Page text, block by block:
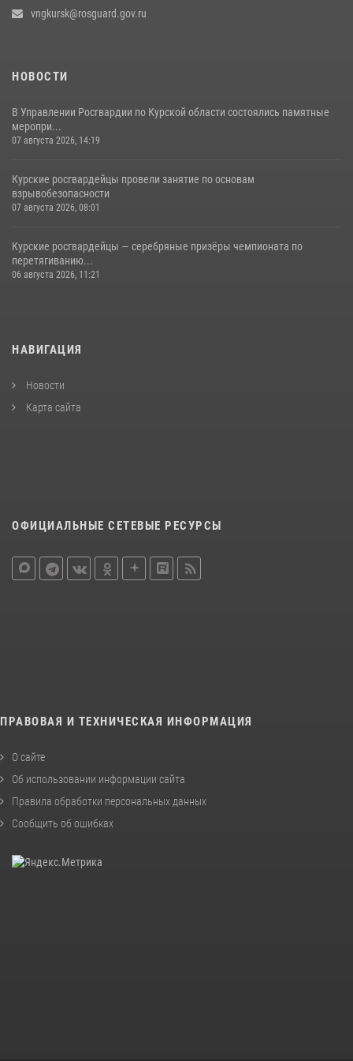
vngkursk@rosguard.gov.ru
НОВОСТИ
В Управлении Росгвардии по Курской области состоялись памятные
меропри...
07 августа 2026, 14:19
Курские росгвардейцы провели занятие по основам
взрывобезопасности
07 августа 2026, 08:01
Курские росгвардейцы — серебряные призёры чемпионата по
перетягиванию...
06 августа 2026, 11:21
НАВИГАЦИЯ
Новости
Карта сайта
ОФИЦИАЛЬНЫЕ СЕТЕВЫЕ РЕСУРСЫ
ПРАВОВАЯ И ТЕХНИЧЕСКАЯ ИНФОРМАЦИЯ
О сайте
Об использовании информации сайта
Правила обработки персональных данных
Сообщить об ошибках